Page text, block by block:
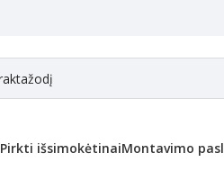
Pirkti išsimokėtinaiMontavimo